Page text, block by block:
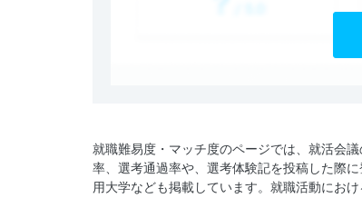
就職難易度・マッチ度のページでは、就活会
率、選考通過率や、選考体験記を投稿した際
用大学なども掲載しています。就職活動にお